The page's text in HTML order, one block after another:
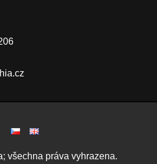
z
všechna práva vyhrazena.